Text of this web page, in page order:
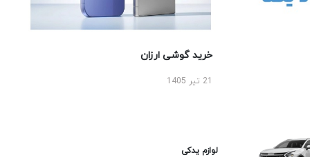
خرید گوشی ارزان
لوازم یدکی